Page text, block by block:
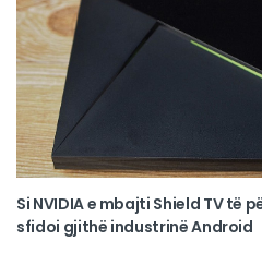
Si NVIDIA e mbajti Shield TV të
sfidoi gjithë industrinë Android